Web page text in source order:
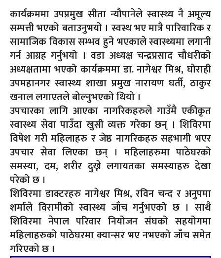
कार्यक्रममा उपप्रमुख सीता न्यौपानेले स्वास्थ्य नै अमूल्य
सम्पत्ती भएको बताउनुभयो । स्वस्थ भए मात्रै पारिवारिक र
सामाजिक विकास सम्भव हुने भएकाले स्वास्थ्यमा लगानी
गर्न आग्रह गर्नुभयो । वडा अध्यक्ष चन्द्रप्रसाद चौधरीको
अध्यक्षतामा भएको कार्यक्रममा डा. नागेश्वर मिश्र, घोराही
उपमहानगर स्वास्थ्य शाखा प्रमुख नारायण घर्ती, ठाकुर
खनाल लगाएतले बोल्नुभएको थियो ।
उपचारका लागि आएका नागरिकहरुले गाउँमै एकीकृत
स्वास्थ्य सेवा पाउँदा खुसी व्यक्त गरेका छन् । शिविरमा
विषेश गरी महिलाहरु र जेष्ठ नागरिकहरु सहभागी भएर
उपचार सेवा लिएका छन् । महिलाहरुमा पाठेघरको
समस्या, दम, शरीर दुख्ने लगायतका समस्याहरु देखा
परेको छ ।
शिविरमा डाक्टरहरु नागेश्वर मिश्र, रविन चन्द र अनुपमा
शर्माले विरामीको स्वास्थ्य जाँच गर्नुभएको छ । साथै
शिविरमा नेपाल परिवार नियोजन संघको सहयोगमा
महिलाहरुको पाठेघरमा क्यान्सर भए नभएको जाँच समेत
गरिएको छ ।